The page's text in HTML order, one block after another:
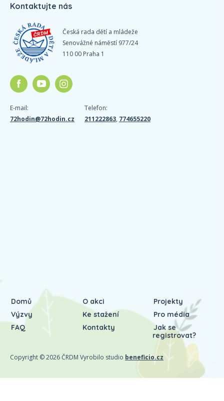
Kontaktujte nás
Česká rada dětí a mládeže
Senovážné náměstí 977/24
110 00 Praha 1
E-mail:
72hodin@72hodin.cz
Telefon:
211222863, 774655220
Domů O akci
Projekty
Výzvy
Ke stažení
Pro média
FAQ
Kontakty
Jak se
registrovat?
Copyright © 2026 ČRDM Vyrobilo studio beneficio.cz